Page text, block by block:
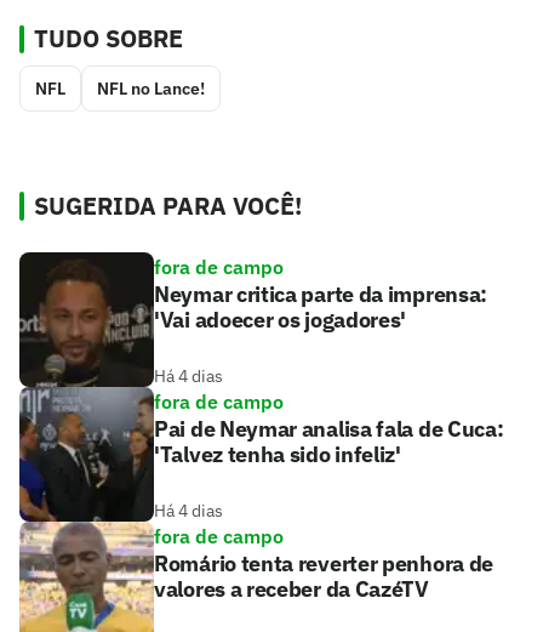
TUDO SOBRE
NFL NFL no Lance!
SUGERIDA PARA VOCÊ!
fora de campo
Neymar critica parte da imprensa:
'Vai adoecer os jogadores'
Há 4 dias
fora de campo
Pai de Neymar analisa fala de Cuca:
'Talvez tenha sido infeliz'
Há 4 dias
fora de campo
Romário tenta reverter penhora de
valores a receber da CazéTV